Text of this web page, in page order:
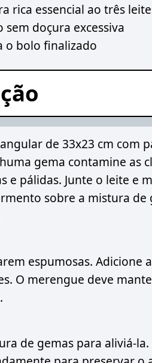
rica essencial ao três
doçura excessiva
o bolo finalizado
de 33x23 cm com
gema contamine as
e pálidas. Junte o leite e
sobre a mistura de
espumosas. Adicione
O merengue deve
de gemas para aliviá-